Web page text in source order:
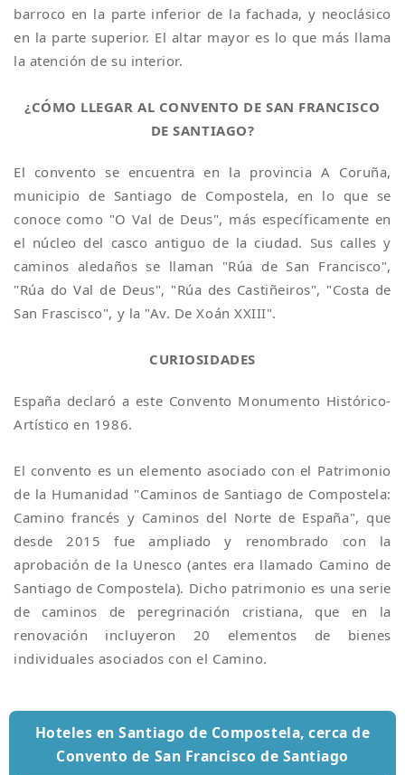
barroco en la parte inferior de la fachada, y neoclásico
en la parte superior. El altar mayor es lo que más llama
la atención de su interior.
¿CÓMO LLEGAR AL CONVENTO DE SAN FRANCISCO
DE SANTIAGO?
El convento se encuentra en la provincia A Coruña,
municipio de Santiago de Compostela, en lo que se
conoce como "O Val de Deus", más específicamente en
el núcleo del casco antiguo de la ciudad. Sus calles y
caminos aledaños se llaman "Rúa de San Francisco",
"Rúa do Val de Deus", "Rúa des Castiñeiros", "Costa de
San Frascisco", y la "Av. De Xoán XXIII".
CURIOSIDADES
España declaró a este Convento Monumento Histórico-
Artístico en 1986.
El convento es un elemento asociado con el Patrimonio
de la Humanidad "Caminos de Santiago de Compostela:
Camino francés y Caminos del Norte de España", que
desde 2015 fue ampliado y renombrado con la
aprobación de la Unesco (antes era llamado Camino de
Santiago de Compostela). Dicho patrimonio es una serie
de caminos de peregrinación cristiana, que en la
renovación incluyeron 20 elementos de bienes
individuales asociados con el Camino.
Hoteles en Santiago de Compostela, cerca de
Convento de San Francisco de Santiago